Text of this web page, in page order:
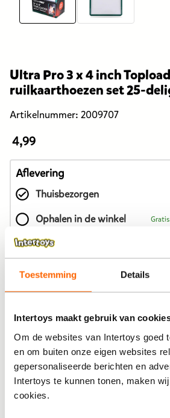
Toestemming Details
Intertoys maakt gebruik van
Om de websites van Intertoys goed
en om buiten onze eigen websites
gepersonaliseerde berichten en
Intertoys te kunnen tonen, maken
cookies.
Ultra Pro 3 x 4 inch
ruilkaarthoezen set 25-
Artikelnummer: 2009707
De
van
dit
product
4,99
euro.
4,99
Aflevering
Thuisbezorgen
Ophalen in de winkel
Bekijk winkelvoorraad
Op werkdagen besteld, binnen 1-2
Gratis ophalen én inpakken in onze
Al voor 4,99 thuisbezorgd. Gratis